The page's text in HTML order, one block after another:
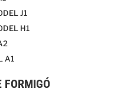
J1
H1
A1
FORMIGÓ